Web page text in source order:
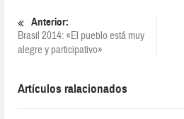
Anterior:
Brasil 2014: «El pueblo está muy
alegre y participativo»
Artículos ralacionados